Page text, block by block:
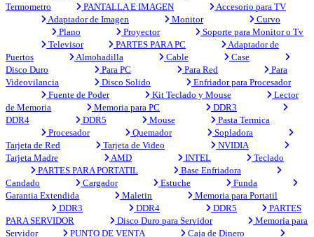
Termometro
PANTALLA E IMAGEN
Accesorio para TV
Adaptador de Imagen
Monitor
Curvo
Plano
Proyector
Soporte para Monitor o Tv
Televisor
PARTES PARA PC
Adaptador de
Puertos
Almohadilla Cable
Case
Disco Duro
Para PC Para Red
Para
Videovilancia
Disco Solido
Enfriador para Procesador
Fuente de Poder
Kit Teclado y Mouse
Lector
de Memoria
Memoria para PC
DDR3
DDR4
DDR5 Mouse
Pasta Termica
Procesador
Quemador
Sopladora
Tarjeta de Red
Tarjeta de Video
NVIDIA
Tarjeta Madre
AMD INTEL
Teclado
PARTES PARA PORTATIL
Base Enfriadora
Candado
Cargador Estuche
Funda
Garantia Extendida
Maletin
Memoria para Portatil
DDR3
DDR4 DDR5
PARTES
PARA SERVIDOR
Disco Duro para Servidor
Memoria para
Servidor
PUNTO DE VENTA Caja de Dinero